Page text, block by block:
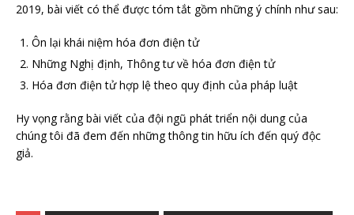
2019, bài viết có thể được tóm tắt gồm những ý chính như sau:
Ôn lại khái niệm hóa đơn điện tử
Những Nghị định, Thông tư về hóa đơn điện tử
Hóa đơn điện tử hợp lệ theo quy định của pháp luật
Hy vọng rằng bài viết của đội ngũ phát triển nội dung của
chúng tôi đã đem đến những thông tin hữu ích đến quý độc
giả.